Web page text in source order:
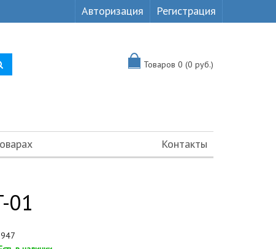
Авторизация Регистрация
Товаров 0 (0 руб.)
Контакты
01